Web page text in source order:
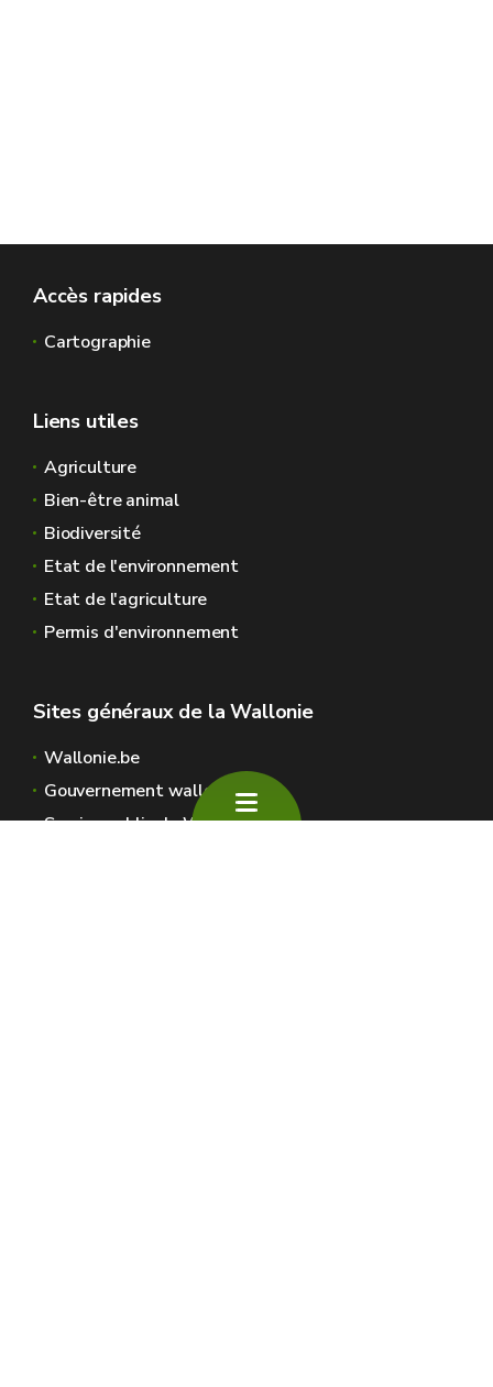
Accès rapides
Cartographie
Liens utiles
Agriculture
Bien-être animal
Biodiversité
Etat de l'environnement
Etat de l'agriculture
Permis d'environnement
Sites généraux de la Wallonie
Wallonie.be
Gouvernement wallon
Service public de Wallonie